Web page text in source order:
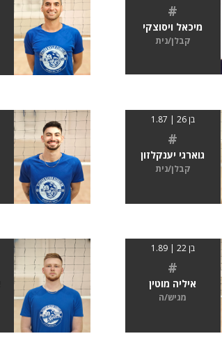
#
מיכאל ויסוצקי
קבלן/נית
בן 26 | 1.87
#
גוארגי יענקלזון
קבלן/נית
בן 22 | 1.89
#
איליה מוטין
מגיש/ה